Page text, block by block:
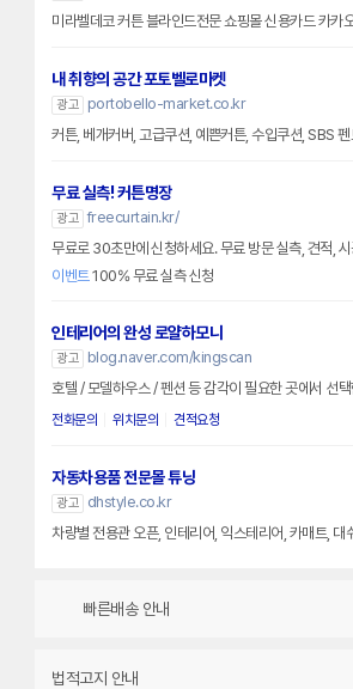
미라벨데코 커튼 블라인드전문 쇼핑몰 신용카드 카카
내 취향의 공간 포토벨로마켓
광고
portobello-market.co.kr
커튼, 베개커버, 고급쿠션, 예쁜커튼, 수입쿠션, SBS
무료 실측! 커튼명장
광고 freecurtain.kr/
무료로 30초만에 신청하세요. 무료 방문 실측, 견적,
이벤트100% 무료 실측 신청
인테리어의 완성 로얄하모니
광고
blog.naver.com/kingscan
호텔 / 모델하우스 / 펜션 등 감각이 필요한 곳에서 선
전화문의 위치문의 견적요청
자동차용품 전문몰 튜닝
광고
dhstyle.co.kr
차량별 전용관 오픈, 인테리어, 익스테리어, 카매트, 대
빠른배송 안내
법적고지 안내